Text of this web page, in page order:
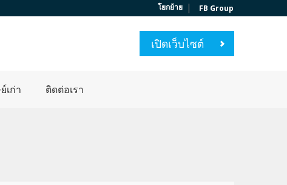
โยกย้าย | FB Group
เปิดเว็บไซต์
เก่า ติดต่อเรา